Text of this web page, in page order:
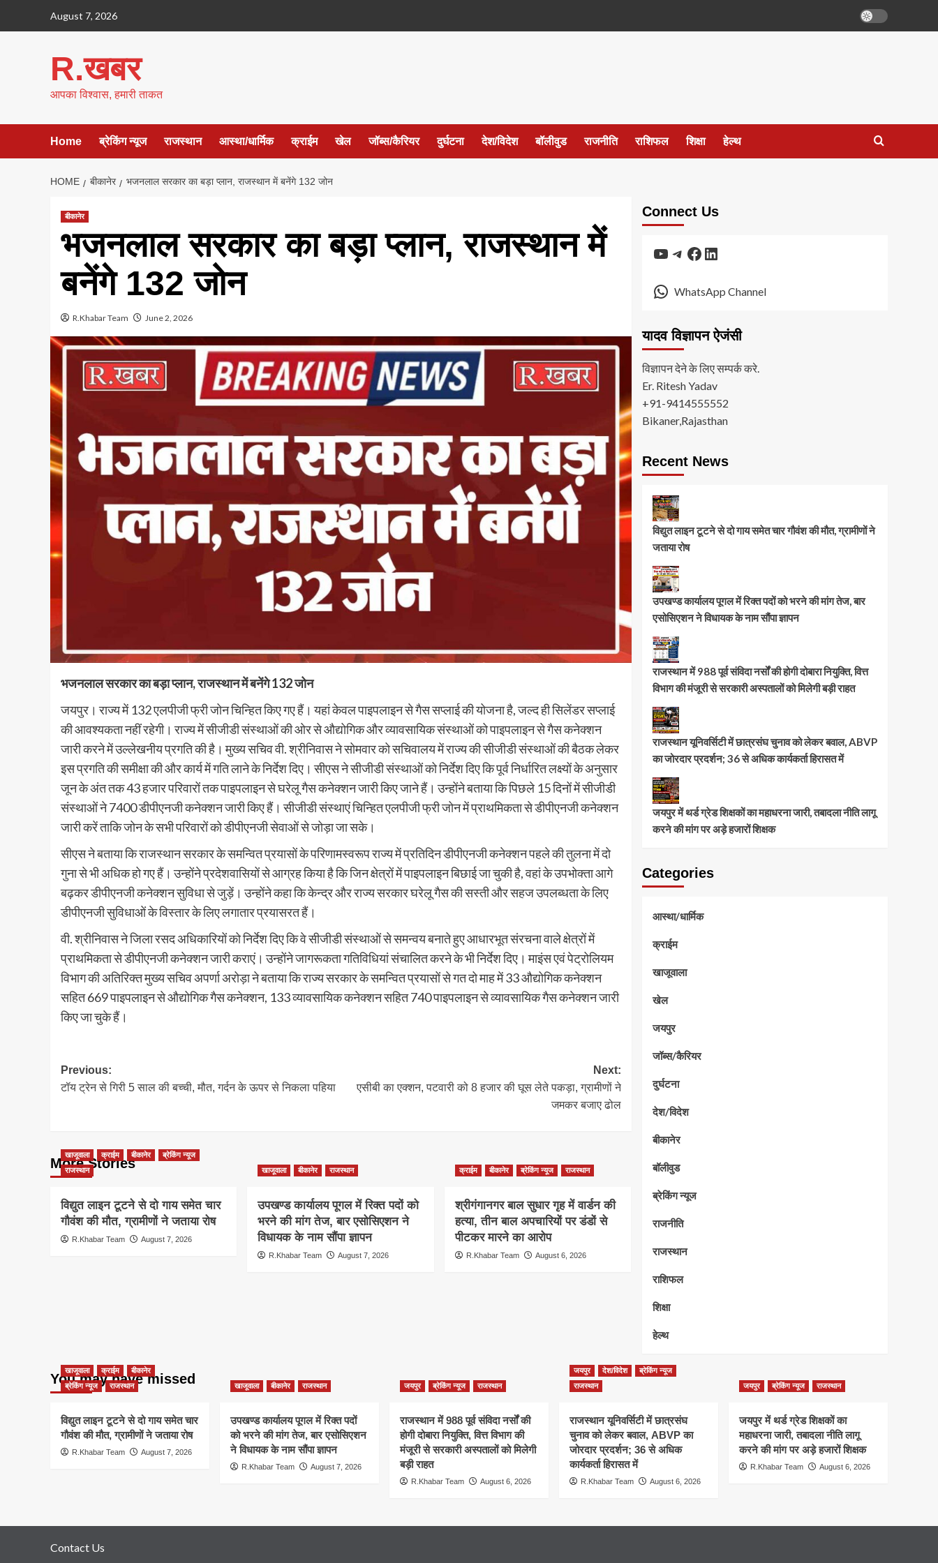
August 7, 2026
R.खबर
आपका विश्वास, हमारी ताकत
Home ब्रेकिंग न्यूज राजस्थान आस्था/धार्मिक क्राईम खेल जॉब्स/कैरियर दुर्घटना देश/विदेश बॉलीवुड राजनीति राशिफल शिक्षा हेल्थ
HOME बीकानेर भजनलाल सरकार का बड़ा प्लान, राजस्थान में बनेंगे 132 जोन
बीकानेर
भजनलाल सरकार का बड़ा प्लान, राजस्थान में
बनेंगे 132 जोन
R.Khabar Team June 2, 2026
भजनलाल सरकार का बड़ा प्लान, राजस्थान में बनेंगे 132 जोन
जयपुर। राज्य में 132 एलपीजी फ्री जोन चिन्हित किए गए हैं। यहां केवल पाइपलाइन से गैस सप्लाई की योजना है, जल्द ही सिलेंडर सप्लाई
की आवश्यकता नहीं रहेगी। राज्य में सीजीडी संस्थाओं की ओर से औद्योगिक और व्यावसायिक संस्थाओं को पाइपलाइन से गैस कनेक्शन
जारी करने में उल्लेखनीय प्रगति की है। मुख्य सचिव वी. श्रीनिवास ने सोमवार को सचिवालय में राज्य की सीजीडी संस्थाओं की बैठक लेकर
इस प्रगति की समीक्षा की और कार्य में गति लाने के निर्देश दिए। सीएस ने सीजीडी संस्थाओं को निर्देश दिए कि पूर्व निर्धारित लक्ष्यों के अनुसार
जून के अंत तक 43 हजार परिवारों तक पाइपलाइन से घरेलू गैस कनेक्शन जारी किए जाने हैं। उन्होंने बताया कि पिछले 15 दिनों में सीजीडी
संस्थाओं ने 7400 डीपीएनजी कनेक्शन जारी किए हैं। सीजीडी संस्थाएं चिन्हित एलपीजी फ्री जोन में प्राथमिकता से डीपीएनजी कनेक्शन
जारी करें ताकि जोन के सभी परिवारों को डीपीएनजी सेवाओं से जोड़ा जा सके।
सीएस ने बताया कि राजस्थान सरकार के समन्वित प्रयासों के परिणामस्वरूप राज्य में प्रतिदिन डीपीएनजी कनेक्शन पहले की तुलना में दो
गुना से भी अधिक हो गए हैं। उन्होंने प्रदेशवासियों से आग्रह किया है कि जिन क्षेत्रों में पाइपलाइन बिछाई जा चुकी है, वहां के उपभोक्ता आगे
बढ़कर डीपीएनजी कनेक्शन सुविधा से जुड़ें। उन्होंने कहा कि केन्द्र और राज्य सरकार घरेलू गैस की सस्ती और सहज उपलब्धता के लिए
डीपीएनजी सुविधाओं के विस्तार के लिए लगातार प्रयासरत हैं।
वी. श्रीनिवास ने जिला रसद अधिकारियों को निर्देश दिए कि वे सीजीडी संस्थाओं से समन्वय बनाते हुए आधारभूत संरचना वाले क्षेत्रों में
प्राथमिकता से डीपीएनजी कनेक्शन जारी कराएं। उन्होंने जागरूकता गतिविधियां संचालित करने के भी निर्देश दिए। माइंस एवं पेट्रोलियम
विभाग की अतिरिक्त मुख्य सचिव अपर्णा अरोड़ा ने बताया कि राज्य सरकार के समन्वित प्रयासों से गत दो माह में 33 औद्योगिक कनेक्शन
सहित 669 पाइपलाइन से औद्योगिक गैस कनेक्शन, 133 व्यावसायिक कनेक्शन सहित 740 पाइपलाइन से व्यावसायिक गैस कनेक्शन जारी
किए जा चुके हैं।
Post
navigation
Previous:
टॉय ट्रेन से गिरी 5 साल की बच्ची, मौत, गर्दन के ऊपर से निकला पहिया
Next:
एसीबी का एक्शन, पटवारी को 8 हजार की घूस लेते पकड़ा, ग्रामीणों ने
जमकर बजाए ढोल
More Stories
खाजूवाला क्राईम बीकानेर
ब्रेकिंग न्यूज
राजस्थान
विद्युत लाइन टूटने से दो गाय समेत चार
गौवंश की मौत, ग्रामीणों ने जताया रोष
R.Khabar Team August 7, 2026
खाजूवाला बीकानेर राजस्थान
उपखण्ड कार्यालय पूगल में रिक्त पदों को
भरने की मांग तेज, बार एसोसिएशन ने
विधायक के नाम सौंपा ज्ञापन
R.Khabar Team August 7, 2026
क्राईम बीकानेर ब्रेकिंग न्यूज राजस्थान
श्रीगंगानगर बाल सुधार गृह में वार्डन की
हत्या, तीन बाल अपचारियों पर डंडों से
पीटकर मारने का आरोप
R.Khabar Team August 6, 2026
Connect Us
YouTube
Telegram
Facebook
LinkedIn
WhatsApp Channel
यादव विज्ञापन ऐजंसी
विज्ञापन देने के लिए सम्पर्क करे.
Er. Ritesh Yadav
+91-9414555552
Bikaner,Rajasthan
Recent News
विद्युत लाइन टूटने से दो गाय समेत चार गौवंश की मौत, ग्रामीणों ने
जताया रोष
उपखण्ड कार्यालय पूगल में रिक्त पदों को भरने की मांग तेज, बार
एसोसिएशन ने विधायक के नाम सौंपा ज्ञापन
राजस्थान में 988 पूर्व संविदा नर्सों की होगी दोबारा नियुक्ति, वित्त
विभाग की मंजूरी से सरकारी अस्पतालों को मिलेगी बड़ी राहत
राजस्थान यूनिवर्सिटी में छात्रसंघ चुनाव को लेकर बवाल, ABVP
का जोरदार प्रदर्शन; 36 से अधिक कार्यकर्ता हिरासत में
जयपुर में थर्ड ग्रेड शिक्षकों का महाधरना जारी, तबादला नीति लागू
करने की मांग पर अड़े हजारों शिक्षक
Categories
आस्था/धार्मिक
क्राईम
खाजूवाला
खेल
जयपुर
जॉब्स/कैरियर
दुर्घटना
देश/विदेश
बीकानेर
बॉलीवुड
ब्रेकिंग न्यूज
राजनीति
राजस्थान
राशिफल
शिक्षा
हेल्थ
You may have missed
खाजूवाला क्राईम
बीकानेर
ब्रेकिंग न्यूज
राजस्थान
विद्युत लाइन टूटने से दो गाय समेत चार
गौवंश की मौत, ग्रामीणों ने जताया रोष
R.Khabar Team August 7, 2026
खाजूवाला बीकानेर राजस्थान
उपखण्ड कार्यालय पूगल में रिक्त पदों
को भरने की मांग तेज, बार एसोसिएशन
ने विधायक के नाम सौंपा ज्ञापन
R.Khabar Team August 7, 2026
जयपुर ब्रेकिंग न्यूज राजस्थान
राजस्थान में 988 पूर्व संविदा नर्सों की
होगी दोबारा नियुक्ति, वित्त विभाग की
मंजूरी से सरकारी अस्पतालों को मिलेगी
बड़ी राहत
R.Khabar Team August 6, 2026
जयपुर देश/विदेश
ब्रेकिंग न्यूज
राजस्थान
राजस्थान यूनिवर्सिटी में छात्रसंघ
चुनाव को लेकर बवाल, ABVP का
जोरदार प्रदर्शन; 36 से अधिक
कार्यकर्ता हिरासत में
R.Khabar Team August 6, 2026
जयपुर ब्रेकिंग न्यूज राजस्थान
जयपुर में थर्ड ग्रेड शिक्षकों का
महाधरना जारी, तबादला नीति लागू
करने की मांग पर अड़े हजारों शिक्षक
R.Khabar Team August 6, 2026
Contact Us